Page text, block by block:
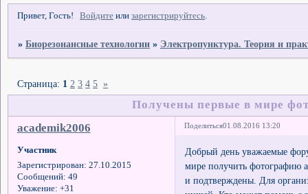
Привет, Гость! Войдите илизарегистрируйтесь.
»Биорезонансные технологии » Электропунктура. Теория и
Получены первые в мире
Страница: 1 2 3 4 5 »
Поделиться01.08.2016 13:20
academik2006
Участник
Зарегистрирован: 27.10.2015
Сообщений: 49
Уважение: +31
Добрый день уважаемые
мире получить фотографию
и подтверждены. Для